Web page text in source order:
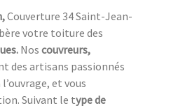
Couverture 34 Saint-Jean-
votre toiture des
Nos couvreurs,
des artisans passionnés
et vous
Suivant le type de